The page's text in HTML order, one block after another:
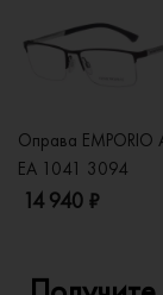
Оправа EMPORIO
EA 1041 3094
14 940 ₽